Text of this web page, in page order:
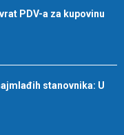
PDV-a za kupovinu
stanovnika: U